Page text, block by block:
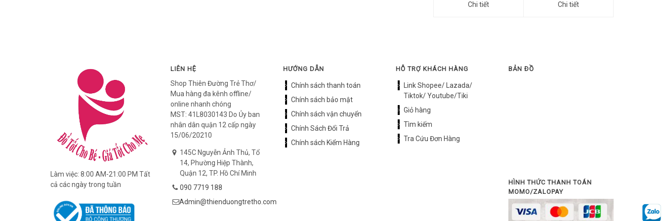
Chi tiết Chi tiết
Làm việc: 8:00 AM-21:00 PM Tất
cả các ngày trong tuần
LIÊN HỆ
Shop Thiên Đường Trẻ Thơ/
Mua hàng đa kênh offline/
online nhanh chóng
MST: 41L8030143 Do Ủy ban
nhân dân quận 12 cấp ngày
15/06/20210
145C Nguyễn Ảnh Thủ, Tổ
14, Phường Hiệp Thành,
Quận 12, TP. Hồ Chí Minh
090 7719 188
Admin@thienduongtretho.com
HƯỚNG DẪN
Chính sách thanh toán
Chính sách bảo mật
Chính sách vận chuyển
Chính Sách Đổi Trả
Chính sách Kiểm Hàng
HỖ TRỢ KHÁCH HÀNG
Link Shopee/ Lazada/
Tiktok/ Youtube/Tiki
Giỏ hàng
Tìm kiếm
Tra Cứu Đơn Hàng
BẢN ĐỒ
HÌNH THỨC THANH TOÁN
MOMO/ZALOPAY